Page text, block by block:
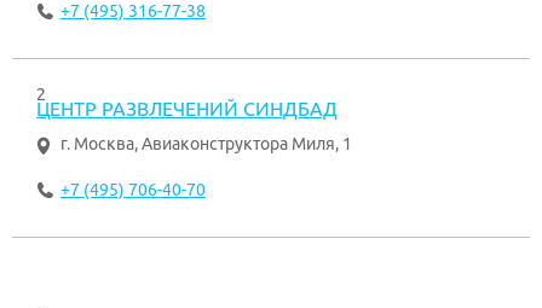
+7 (495) 316-77-38
2
ЦЕНТР РАЗВЛЕЧЕНИЙ СИНДБАД
г. Москва,Авиаконструктора Миля, 1
+7 (495) 706-40-70